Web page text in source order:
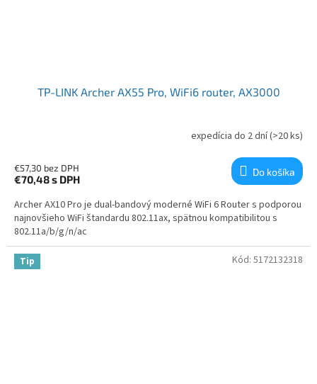
TP-LINK Archer AX55 Pro, WiFi6 router, AX3000
expedícia do 2 dní(>20 ks)
€57,30 bez DPH
€70,48s DPH
Do košíka
Archer AX10 Pro je dual-bandový moderné WiFi 6 Router s podporou
najnovšieho WiFi štandardu 802.11ax, spätnou kompatibilitou s
802.11a/b/g/n/ac
Tip Kód: 5172132318